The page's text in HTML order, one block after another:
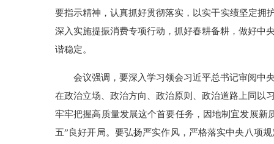
要指示精神，认真抓好贯彻落实，以实干实绩坚定拥
深入实施提振消费专项行动，抓好春耕备耕，做好中
谐稳定。
会议强调，要深入学习领会习近平总书记审阅中
在政治立场、政治方向、政治原则、政治道路上同以
牢牢把握高质量发展这个首要任务，因地制宜发展
五”良好开局。要弘扬严实作风，严格落实中央八项